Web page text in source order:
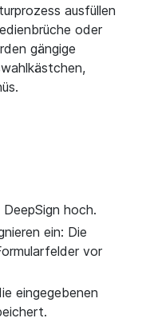
ausfüllen
oder
gängige
hoch.
ein: Die
vor
eingegebenen